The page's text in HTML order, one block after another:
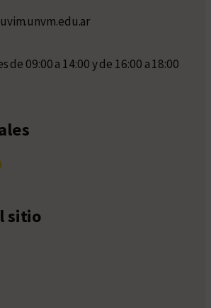
de 09:00 a 14:00 y de 16:00 a 18:00
sitio